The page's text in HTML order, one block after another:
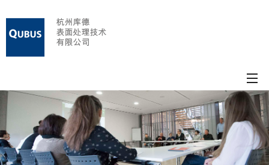
主页
公司介绍
资质范围